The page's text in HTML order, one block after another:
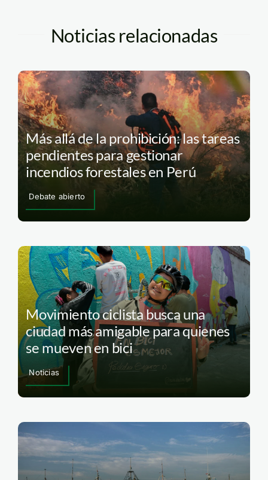
Noticias relacionadas
Más allá de la prohibición: las tareas
pendientes para gestionar
incendios forestales en Perú
Debate abierto
Movimiento ciclista busca una
ciudad más amigable para quienes
se mueven en bici
Noticias